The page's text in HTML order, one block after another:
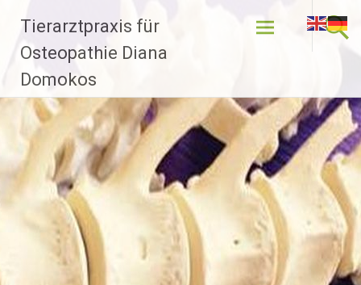
Inhalt
springen
Tierarztpraxis für
Osteopathie Diana
Domokos